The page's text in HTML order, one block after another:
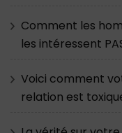
Comment les
les intéressent
Voici comment
relation est